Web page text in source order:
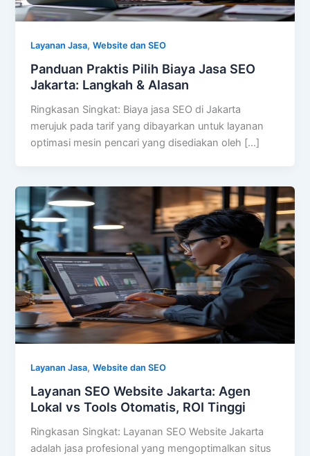
Layanan Jasa,Website dan SEO
Panduan Praktis Pilih Biaya Jasa SEO
Jakarta: Langkah & Alasan
Ringkasan Singkat: Biaya jasa SEO di Jakarta
merujuk pada tarif yang dibayarkan untuk layanan
optimasi mesin pencari yang disediakan oleh […]
Layanan Jasa,Website dan SEO
Layanan SEO Website Jakarta: Agen
Lokal vs Tools Otomatis, ROI Tinggi
Ringkasan Singkat: Layanan SEO Website Jakarta
adalah jasa profesional yang mengoptimalkan situs